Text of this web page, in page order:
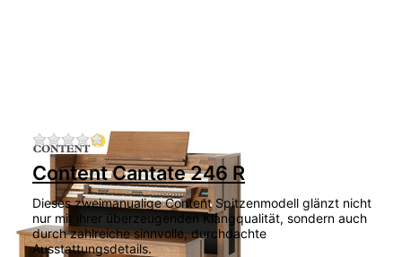
Zu diesem Produkt liegen noch keine
Content Cantate 246 R
Dieses zweimanualige Content Spitzenmodell glänzt nicht
nur mit ihrer überzeugenden Klangqualität, sondern auch
durch zahlreiche sinnvolle, durchdachte
Ausstattungsdetails.